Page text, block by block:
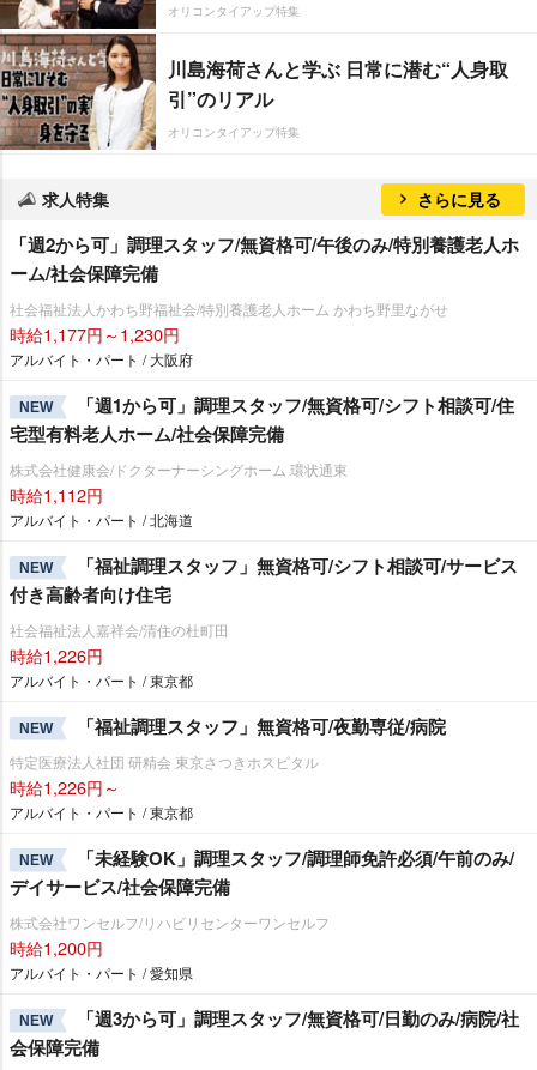
オリコンタイアップ特集
川島海荷さんと学ぶ 日常に潜む“人身取
引”のリアル
オリコンタイアップ特集
求人特集 さらに見る
「週2から可」調理スタッフ/無資格可/午後のみ/特別養護老人ホ
ーム/社会保障完備
社会福祉法人かわち野福祉会/特別養護老人ホーム かわち野里ながせ
時給1,177円～1,230円
アルバイト・パート / 大阪府
NEW
「週1から可」調理スタッフ/無資格可/シフト相談可/住
宅型有料老人ホーム/社会保障完備
株式会社健康会/ドクターナーシングホーム 環状通東
時給1,112円
アルバイト・パート / 北海道
NEW
「福祉調理スタッフ」無資格可/シフト相談可/サービス
付き高齢者向け住宅
社会福祉法人嘉祥会/清住の杜町田
時給1,226円
アルバイト・パート / 東京都
NEW 「福祉調理スタッフ」無資格可/夜勤専従/病院
特定医療法人社団 研精会 東京さつきホスピタル
時給1,226円～
アルバイト・パート / 東京都
NEW
「未経験OK」調理スタッフ/調理師免許必須/午前のみ/
デイサービス/社会保障完備
株式会社ワンセルフ/リハビリセンターワンセルフ
時給1,200円
アルバイト・パート / 愛知県
NEW
「週3から可」調理スタッフ/無資格可/日勤のみ/病院/社
会保障完備